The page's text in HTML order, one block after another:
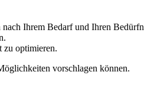
Ihrem Bedarf und Ihren
zu optimieren.
vorschlagen können.